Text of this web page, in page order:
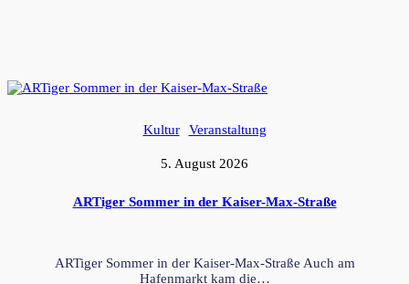
Kultur Veranstaltung
5. August 2026
ARTiger Sommer in der Kaiser-Max-Straße
ARTiger Sommer in der Kaiser-Max-Straße Auch am
Hafenmarkt kam die…